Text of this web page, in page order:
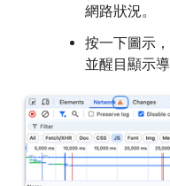
網路狀況。
按一下圖示
並醒目顯示